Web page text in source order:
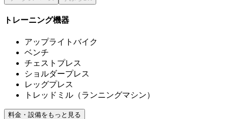
トレーニング機器
アップライトバイク
ベンチ
チェストプレス
ショルダープレス
レッグプレス
トレッドミル（ランニングマシン）
料金・設備をもっと見る